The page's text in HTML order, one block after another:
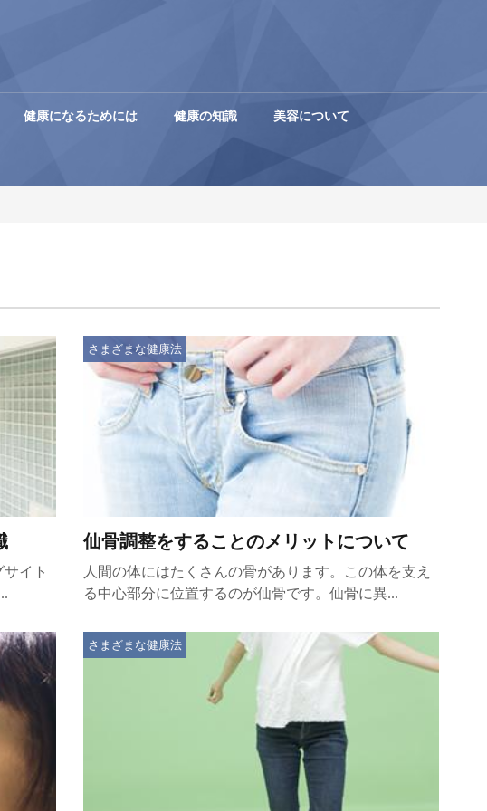
健康になるためには 健康の知識 美容について
イト
仙骨調整をすることのメリットについて
さまざまな健康法
人間の体にはたくさんの骨があります。この体を支え
る中心部分に位置するのが仙骨です。仙骨に異...
さまざまな健康法